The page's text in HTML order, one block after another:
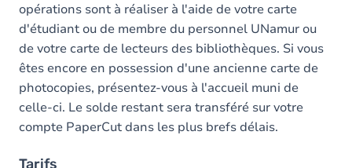
opérations sont à réaliser à l'aide de votre carte
d'étudiant ou de membre du personnel UNamur ou
de votre carte de lecteurs des bibliothèques. Si vous
êtes encore en possession d'une ancienne carte de
photocopies, présentez-vous à l'accueil muni de
celle-ci. Le solde restant sera transféré sur votre
compte PaperCut dans les plus brefs délais.
Tarifs